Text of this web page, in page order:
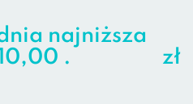
najniższa
zł
.